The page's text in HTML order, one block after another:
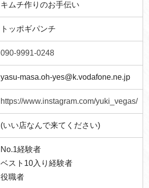
キムチ作りのお手伝い
トッポギパンチ
090-9991-0248
yasu-masa.oh-yes@k.vodafone.ne.jp
https://www.instagram.com/yuki_vegas/
(いい店なんで来てください)
No.1経験者
ベスト10入り経験者
役職者